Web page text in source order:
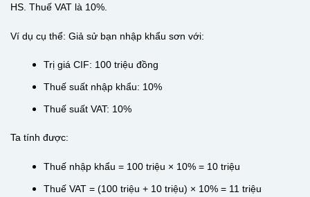
HS. Thuế VAT là 10%.
Ví dụ cụ thể: Giả sử bạn nhập khẩu sơn với:
Trị giá CIF: 100 triệu đồng
Thuế suất nhập khẩu: 10%
Thuế suất VAT: 10%
Ta tính được:
Thuế nhập khẩu = 100 triệu × 10% = 10 triệu
Thuế VAT = (100 triệu + 10 triệu) × 10% = 11 triệu